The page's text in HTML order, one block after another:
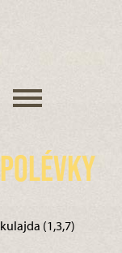
Polévky
kulajda (1,3,7)